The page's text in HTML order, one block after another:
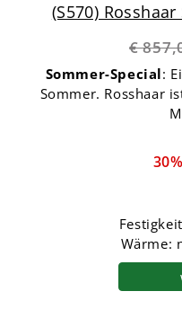
(S570)
€
Sommer-Special:
Sommer. Rosshaar
Wärme: